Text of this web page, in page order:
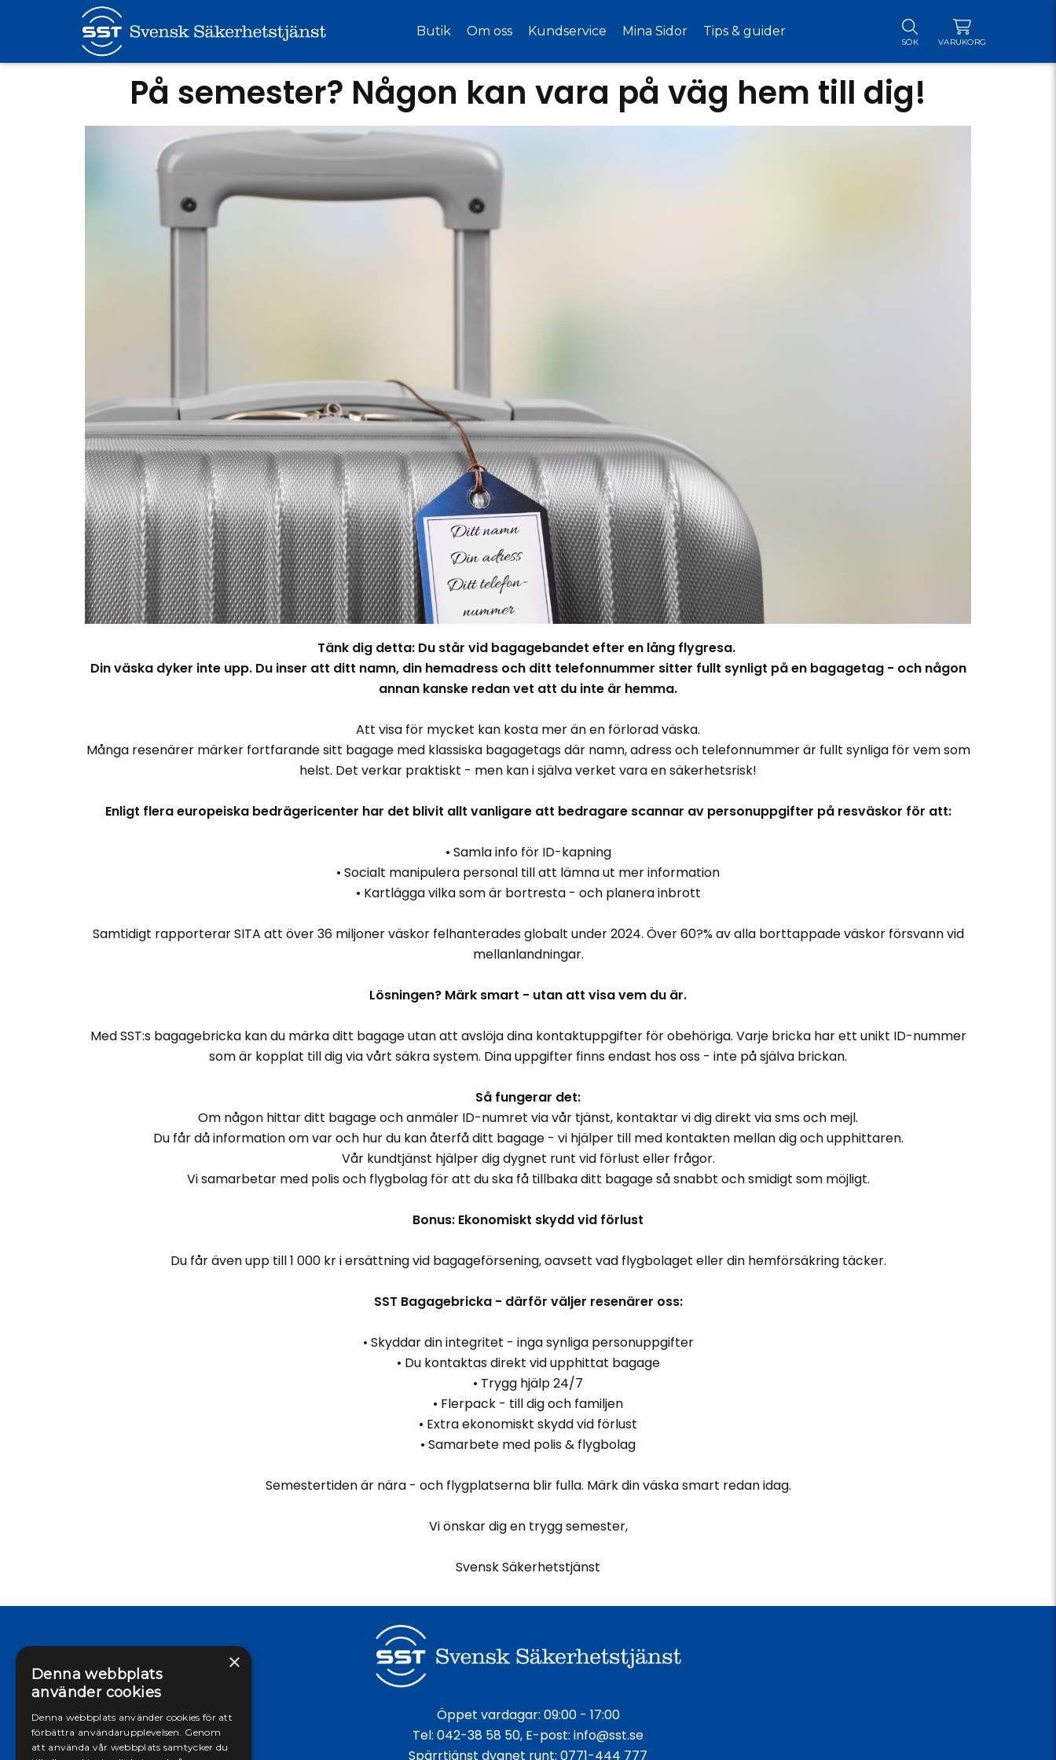
Butik Om oss Kundservice Mina Sidor Tips & guider
SÖK VARUKORG
På semester? Någon kan vara på väg hem till dig!
Tänk dig detta: Du står vid bagagebandet efter en lång flygresa.
Din väska dyker inte upp. Du inser att ditt namn, din hemadress och ditt telefonnummer sitter fullt synligt på en bagagetag - och någon
annan kanske redan vet att du inte är hemma.
Att visa för mycket kan kosta mer än en förlorad väska.
Många resenärer märker fortfarande sitt bagage med klassiska bagagetags där namn, adress och telefonnummer är fullt synliga för vem som
helst. Det verkar praktiskt - men kan i själva verket vara en säkerhetsrisk!
Enligt flera europeiska bedrägericenter har det blivit allt vanligare att bedragare scannar av personuppgifter på resväskor för att:
• Samla info för ID-kapning
• Socialt manipulera personal till att lämna ut mer information
• Kartlägga vilka som är bortresta - och planera inbrott
Samtidigt rapporterar SITA att över 36 miljoner väskor felhanterades globalt under 2024. Över 60?% av alla borttappade väskor försvann vid
mellanlandningar.
Lösningen? Märk smart - utan att visa vem du är.
Med SST:s bagagebricka kan du märka ditt bagage utan att avslöja dina kontaktuppgifter för obehöriga. Varje bricka har ett unikt ID-nummer
som är kopplat till dig via vårt säkra system. Dina uppgifter finns endast hos oss - inte på själva brickan.
Så fungerar det:
Om någon hittar ditt bagage och anmäler ID-numret via vår tjänst, kontaktar vi dig direkt via sms och mejl.
Du får då information om var och hur du kan återfå ditt bagage - vi hjälper till med kontakten mellan dig och upphittaren.
Vår kundtjänst hjälper dig dygnet runt vid förlust eller frågor.
Vi samarbetar med polis och flygbolag för att du ska få tillbaka ditt bagage så snabbt och smidigt som möjligt.
Bonus: Ekonomiskt skydd vid förlust
Du får även upp till 1 000 kr i ersättning vid bagageförsening, oavsett vad flygbolaget eller din hemförsäkring täcker.
SST Bagagebricka - därför väljer resenärer oss:
• Skyddar din integritet - inga synliga personuppgifter
• Du kontaktas direkt vid upphittat bagage
• Trygg hjälp 24/7
• Flerpack - till dig och familjen
• Extra ekonomiskt skydd vid förlust
• Samarbete med polis & flygbolag
Semestertiden är nära - och flygplatserna blir fulla. Märk din väska smart redan idag.
Vi önskar dig en trygg semester,
Svensk Säkerhetstjänst
Öppet vardagar: 09:00 - 17:00
Tel: 042-38 58 50, E-post: info@sst.se
Spärrtjänst dygnet runt: 0771-444 777
×
Denna webbplats
använder cookies
Denna webbplats använder cookies för att
förbättra användarupplevelsen. Genom
att använda vår webbplats samtycker du